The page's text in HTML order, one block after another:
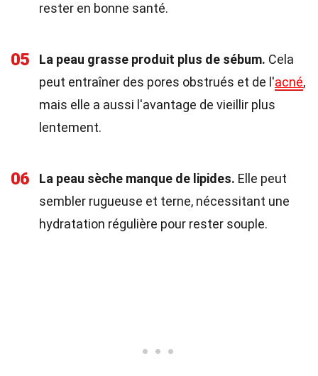
rester en bonne santé.
05 La peau grasse produit plus de sébum. Cela
peut entraîner des pores obstrués et de l'acné,
mais elle a aussi l'avantage de vieillir plus
lentement.
06 La peau sèche manque de lipides. Elle peut
sembler rugueuse et terne, nécessitant une
hydratation régulière pour rester souple.